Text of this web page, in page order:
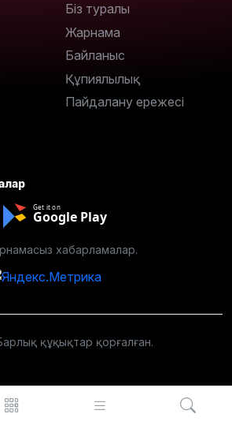
Біз туралы
Жарнама
Байланыс
Құпиялылық
Пайдалану ережесі
Get it on
Google Play
хабарламалар.
құқықтар қорғалған.